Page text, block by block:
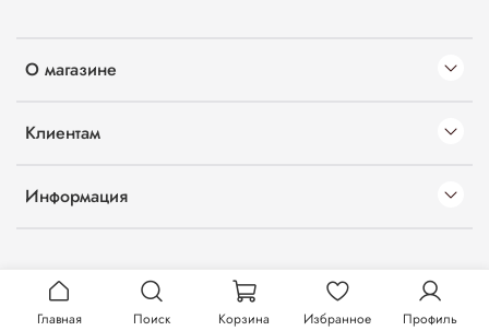
О магазине
Клиентам
Информация
Главная Поиск Корзина Избранное Профиль